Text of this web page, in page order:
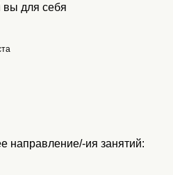
вы для себя
направление/-ия занятий: